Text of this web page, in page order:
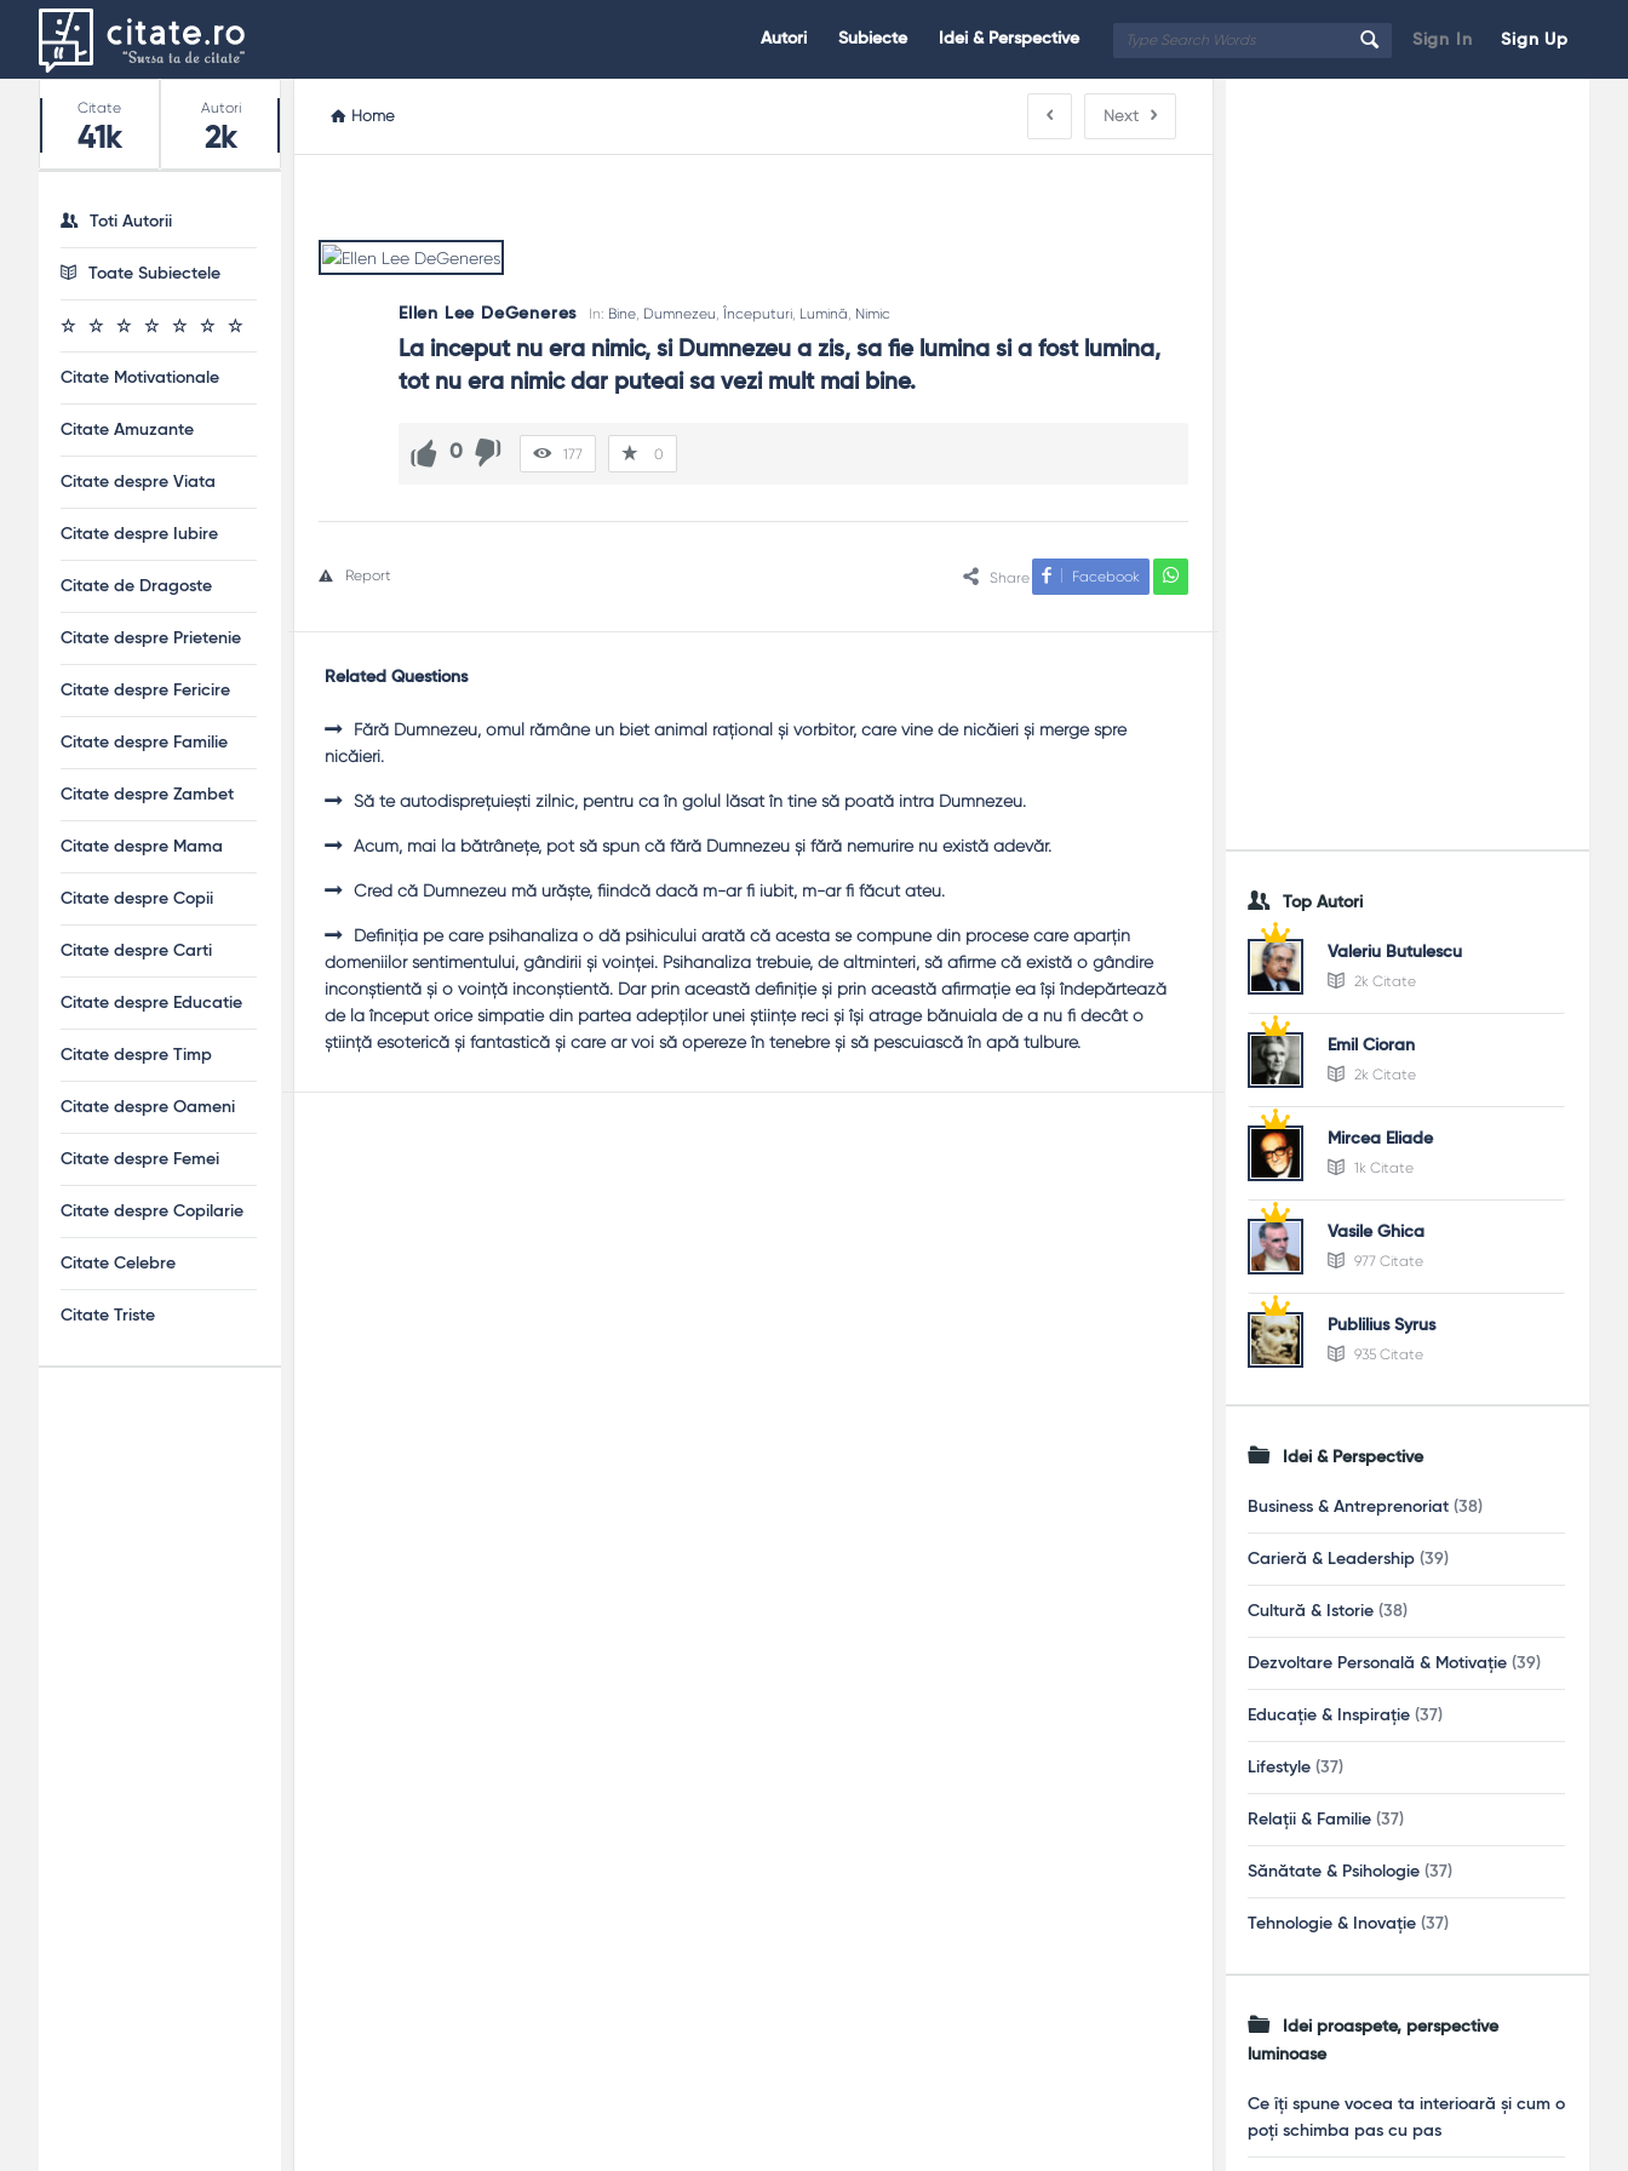
Sign In Sign Up
Citate.ro
Autori Subiecte Idei & Perspective
Home Next
Ellen Lee DeGeneres In: Bine Dumnezeu ,Începuturi Lumină Nimic
La inceput nu era nimic, si Dumnezeu a zis, sa fie lumina si a fost lumina,
tot nu era nimic dar puteai sa vezi mult mai bine.
0 177 0
Share Facebook
Report
Related Questions
Fără Dumnezeu, omul rămâne un biet animal raţional şi vorbitor, care vine de nicăieri şi merge spre
nicăieri.
Să te autodispreţuieşti zilnic, pentru ca în golul lăsat în tine să poată intra Dumnezeu.
Acum, mai la bătrâneţe, pot să spun că fără Dumnezeu şi fără nemurire nu există adevăr.
Cred că Dumnezeu mă urăşte, fiindcă dacă m-ar fi iubit, m-ar fi făcut ateu.
Definiţia pe care psihanaliza o dă psihicului arată că acesta se compune din procese care aparţin
domeniilor sentimentului, gândirii şi voinţei. Psihanaliza trebuie, de altminteri, să afirme că există o gândire
inconştientă şi o voinţă inconştientă. Dar prin această definiţie şi prin această afirmaţie ea îşi îndepărtează
de la început orice simpatie din partea adepţilor unei ştiinţe reci şi îşi atrage bănuiala de a nu fi decât o
ştiinţă esoterică şi fantastică şi care ar voi să opereze în tenebre şi să pescuiască în apă tulbure.
Top Autori
Valeriu Butulescu
2k Citate
Emil Cioran
2k Citate
Mircea Eliade
1k Citate
Vasile Ghica
977 Citate
Publilius Syrus
935 Citate
Idei & Perspective
Business & Antreprenoriat (38)
Carieră & Leadership (39)
Cultură & Istorie (38)
Dezvoltare Personală & Motivație (39)
Educație & Inspirație (37)
Lifestyle (37)
Relații & Familie (37)
Sănătate & Psihologie (37)
Tehnologie & Inovație (37)
Idei proaspete, perspective
luminoase
Ce îți spune vocea ta interioară și cum o
poți schimba pas cu pas
Stats
Citate
41k
Autori
2k
Toti Autorii
Toate Subiectele
Citate Motivationale
Citate Amuzante
Citate despre Viata
Citate despre Iubire
Citate de Dragoste
Citate despre Prietenie
Citate despre Fericire
Citate despre Familie
Citate despre Zambet
Citate despre Mama
Citate despre Copii
Citate despre Carti
Citate despre Educatie
Citate despre Timp
Citate despre Oameni
Citate despre Femei
Citate despre Copilarie
Citate Celebre
Citate Triste